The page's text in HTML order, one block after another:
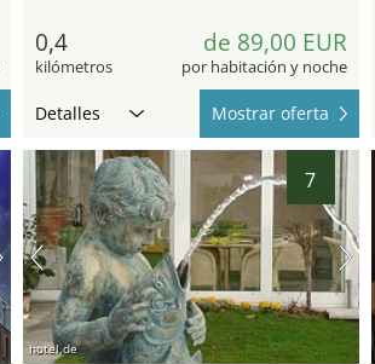
0,4
kilómetros
de 89,00 EUR
por habitación y noche
Detalles Mostrar oferta
7
hotel.de